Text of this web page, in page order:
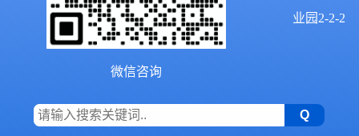
微信咨询
业园2-2-2